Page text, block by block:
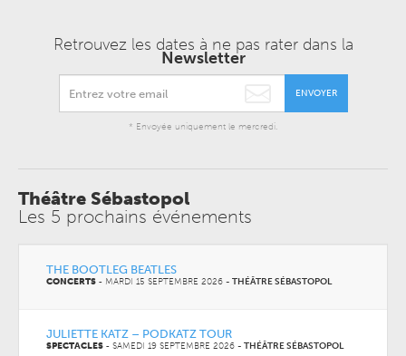
Retrouvez les dates à ne pas rater dans la
Newsletter
ENVOYER
* Envoyée uniquement le mercredi.
Théâtre Sébastopol
Les 5 prochains événements
THE BOOTLEG BEATLES
CONCERTS - MARDI 15 SEPTEMBRE 2026 - THÉÂTRE SÉBASTOPOL
JULIETTE KATZ – PODKATZ TOUR
SPECTACLES - SAMEDI 19 SEPTEMBRE 2026 - THÉÂTRE SÉBASTOPOL